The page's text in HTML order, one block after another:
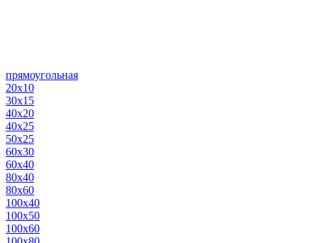
прямоугольная
20х10
30х15
40х20
40х25
50х25
60х30
60х40
80х40
80х60
100х40
100х50
100х60